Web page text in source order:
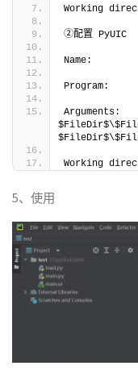
Working
②配置 PyUIC
Name:
Program:
Arguments:
Working
5、使用